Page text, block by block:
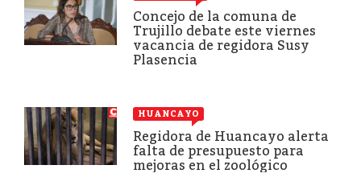
Concejo de la comuna de
Trujillo debate este viernes
vacancia de regidora Susy
Plasencia
HUANCAYO
Regidora de Huancayo alerta
falta de presupuesto para
mejoras en el zoológico